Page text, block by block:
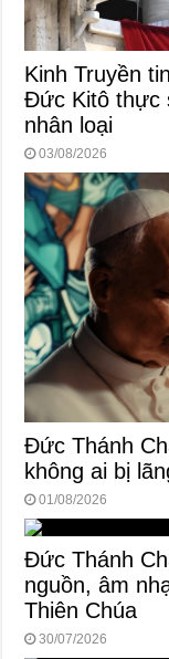
Kinh Truyền
Đức Kitô thực
nhân loại
03/08/2026
Đức Thánh
không ai bị
01/08/2026
Đức Thánh
nguồn, âm
Thiên Chúa
30/07/2026